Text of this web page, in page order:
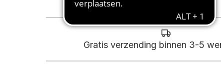
Gratis verzending binnen 3-5